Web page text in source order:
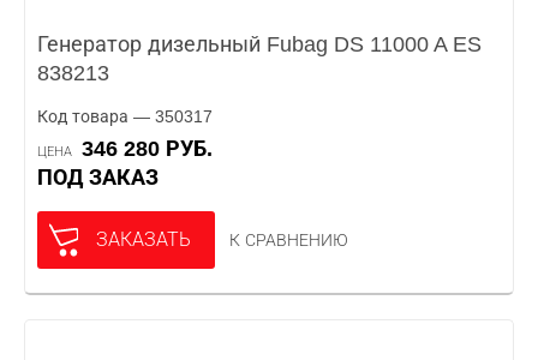
Генератор дизельный Fubag DS 11000 A ES
838213
Код товара — 350317
ЦЕНА
346 280 РУБ.
ПОД ЗАКАЗ
ЗАКАЗАТЬ К СРАВНЕНИЮ